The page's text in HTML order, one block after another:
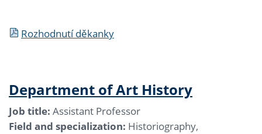
Rozhodnutí děkanky
Department of Art History
Job title: Assistant Professor
Field and specialization: Historiography,